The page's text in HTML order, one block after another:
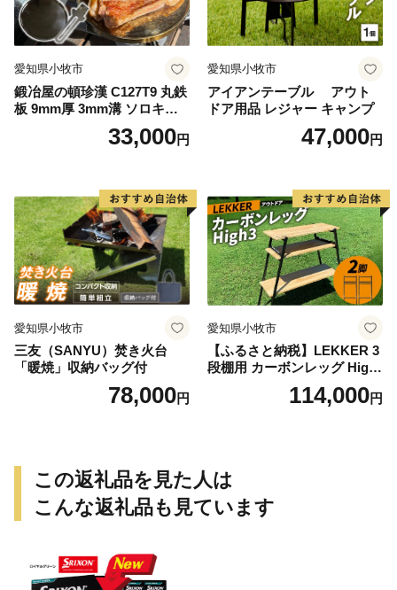
愛知県小牧市
鍛冶屋の頓珍漢 C127T9 丸鉄
板 9mm厚 3mm溝 ソロキャ
ンプ用 専用ハンドル付き ス
ノーピーク アルミパーソナ
33,000円
愛知県小牧市
アイアンテーブル アウト
ドア用品 レジャー キャンプ
47,000円
愛知県小牧市
三友（SANYU）焚き火台
「暖焼」収納バッグ付
78,000円
愛知県小牧市
【ふるさと納税】LEKKER 3
段棚用 カーボンレッグ High
3 2脚 キャンプ アウトドア ソ
ロキャン カーボン アウトド
県 小牧市 送料無料
114,000円
この返礼品を見た人は
こんな返礼品も見ています